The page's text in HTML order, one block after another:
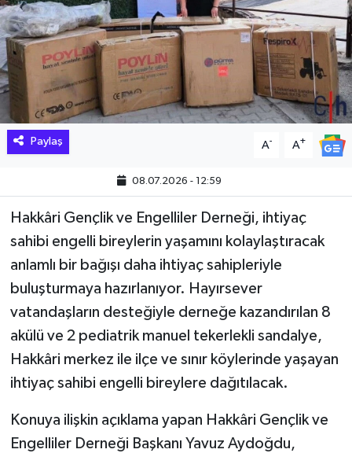
Paylaş A- A+
08.07.2026 - 12:59
Hakkâri Gençlik ve Engelliler Derneği, ihtiyaç
sahibi engelli bireylerin yaşamını kolaylaştıracak
anlamlı bir bağışı daha ihtiyaç sahipleriyle
buluşturmaya hazırlanıyor. Hayırsever
vatandaşların desteğiyle derneğe kazandırılan 8
akülü ve 2 pediatrik manuel tekerlekli sandalye,
Hakkâri merkez ile ilçe ve sınır köylerinde yaşayan
ihtiyaç sahibi engelli bireylere dağıtılacak.
Konuya ilişkin açıklama yapan Hakkâri Gençlik ve
Engelliler Derneği Başkanı Yavuz Aydoğdu,
KÜLTÜR SANAT
MAGAZİN
MAKALE
POLİTİKA
SİYASET
SPOR
TEKNOLOJİ